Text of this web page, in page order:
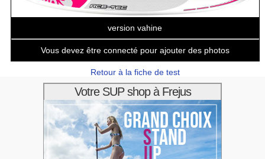
version vahine
Vous devez être connecté pour ajouter des photos
Retour à la fiche de test
Votre SUP shop à Frejus